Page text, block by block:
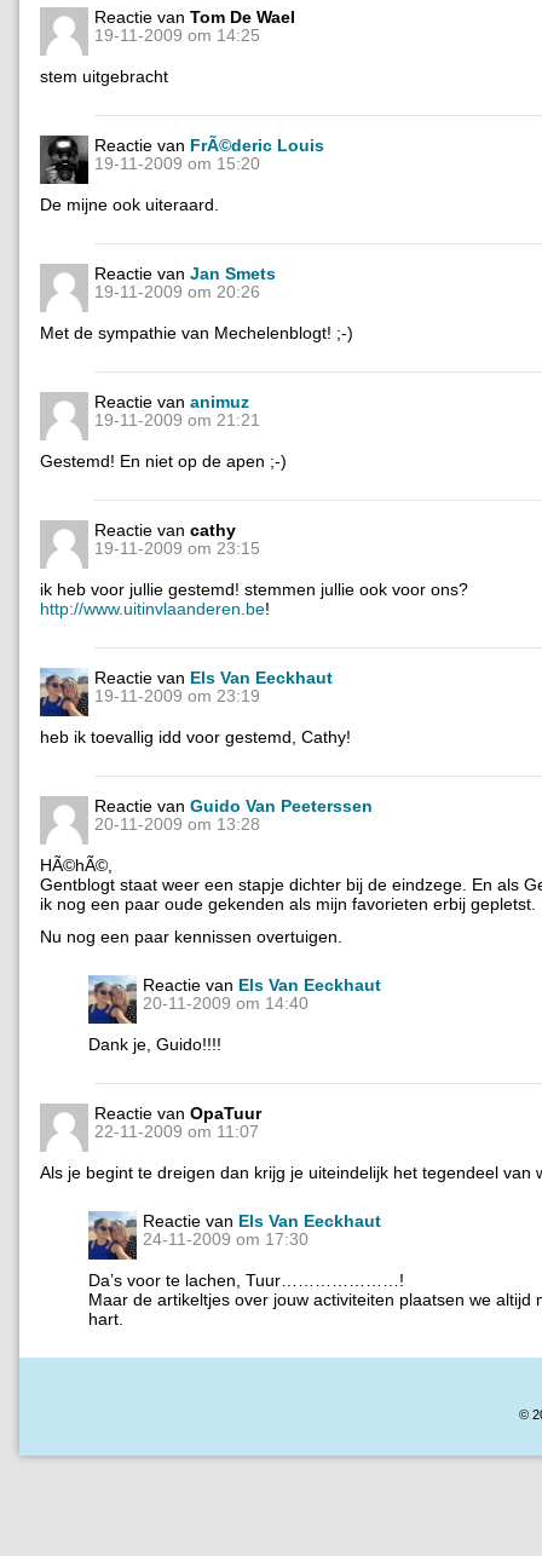
Reactie van Tom De Wael
19-11-2009 om 14:25
stem uitgebracht
Reactie van FrÃ©deric Louis
19-11-2009 om 15:20
De mijne ook uiteraard.
Reactie van Jan Smets
19-11-2009 om 20:26
Met de sympathie van Mechelenblogt! ;-)
Reactie van animuz
19-11-2009 om 21:21
Gestemd! En niet op de apen ;-)
Reactie van cathy
19-11-2009 om 23:15
ik heb voor jullie gestemd! stemmen jullie ook voor ons?
http://www.uitinvlaanderen.be!
Reactie van Els Van Eeckhaut
19-11-2009 om 23:19
heb ik toevallig idd voor gestemd, Cathy!
Reactie van Guido Van Peeterssen
20-11-2009 om 13:28
HÃ©hÃ©,
Gentblogt staat weer een stapje dichter bij de eindzege. En als
ik nog een paar oude gekenden als mijn favorieten erbij gepletst.
Nu nog een paar kennissen overtuigen.
Reactie van Els Van Eeckhaut
20-11-2009 om 14:40
Dank je, Guido!!!!
Reactie van OpaTuur
22-11-2009 om 11:07
Als je begint te dreigen dan krijg je uiteindelijk het tegendeel van
Reactie van Els Van Eeckhaut
24-11-2009 om 17:30
Da’s voor te lachen, Tuur…………………!
Maar de artikeltjes over jouw activiteiten plaatsen we altijd
hart.
©